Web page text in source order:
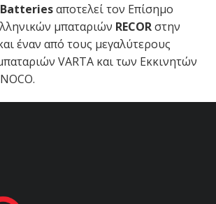
Batteriesαποτελεί τον Επίσημο
μπαταριών RECORστην
έναν από τους μεγαλύτερους
VARTA και των Εκκινητών